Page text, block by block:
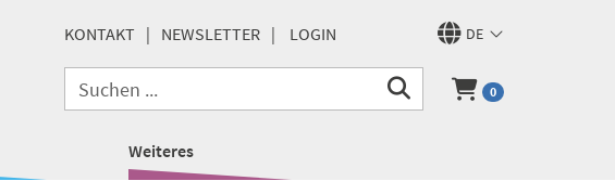
DE
KONTAKT NEWSLETTER LOGIN
0
Weiteres